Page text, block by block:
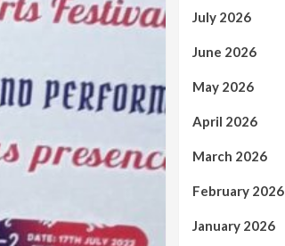
July 2026
June 2026
May 2026
April 2026
March 2026
February 2026
January 2026